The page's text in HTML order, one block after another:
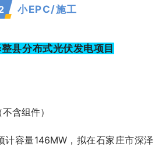
小EPC/施工
县分布式光伏发电项目
含组件）
计容量146MW，拟在石家庄市深泽